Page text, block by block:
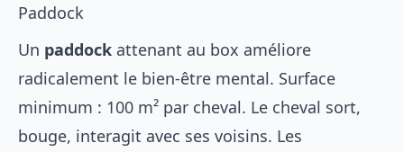
Paddock
Un paddock attenant au box améliore
radicalement le bien-être mental. Surface
minimum : 100 m² par cheval. Le cheval sort,
bouge, interagit avec ses voisins. Les